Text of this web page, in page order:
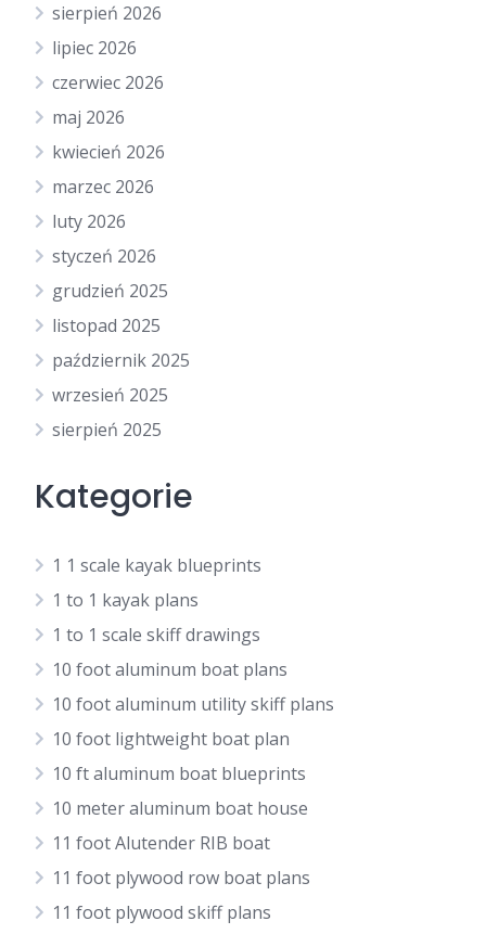
sierpień 2026
lipiec 2026
czerwiec 2026
maj 2026
kwiecień 2026
marzec 2026
luty 2026
styczeń 2026
grudzień 2025
listopad 2025
październik 2025
wrzesień 2025
sierpień 2025
Kategorie
1 1 scale kayak blueprints
1 to 1 kayak plans
1 to 1 scale skiff drawings
10 foot aluminum boat plans
10 foot aluminum utility skiff plans
10 foot lightweight boat plan
10 ft aluminum boat blueprints
10 meter aluminum boat house
11 foot Alutender RIB boat
11 foot plywood row boat plans
11 foot plywood skiff plans